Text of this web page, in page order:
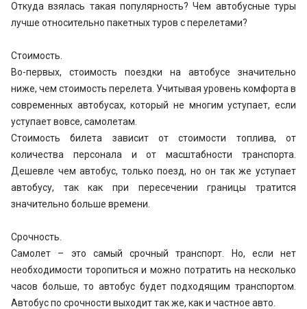
Откуда взялась такая популярность? Чем автобусные туры
лучше относительно пакетных туров с перелетами?
Стоимость.
Во-первых, стоимость поездки на автобусе значительно
ниже, чем стоимость перелета. Учитывая уровень комфорта в
современных автобусах, который не многим уступает, если
уступает вовсе, самолетам.
Стоимость билета зависит от стоимости топлива, от
количества персонала и от масштабности транспорта.
Дешевле чем автобус, только поезд, но он так же уступает
автобусу, так как при пересечении границы тратится
значительно больше времени.
Срочность.
Самолет – это самый срочный транспорт. Но, если нет
необходимости торопиться и можно потратить на несколько
часов больше, то автобус будет подходящим транспортом.
Автобус по срочности выходит так же, как и частное авто.